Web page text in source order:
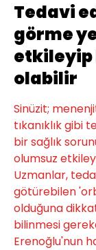
Tedavi
görme
etkileyip
olabilir
Sinüzit;
tıkanıklık gibi
bir sağlık
olumsuz
Uzmanlar,
götürebilen
olduğuna
bilinmesi
Erenoğlu'nun